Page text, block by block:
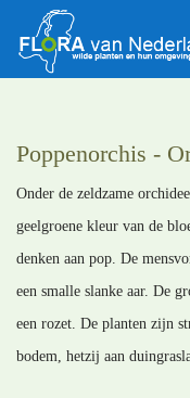
Poppenorchis -
Onder de zeldzame
geelgroene kleur van de
denken aan pop. De
een smalle slanke aar. De
een rozet. De planten zijn
bodem, hetzij aan